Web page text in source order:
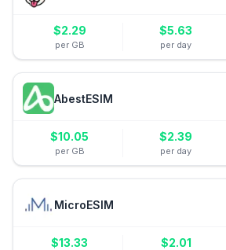
$2.29
per GB
$5.63
per day
AbestESIM
$10.05
per GB
$2.39
per day
MicroESIM
$13.33 $2.01